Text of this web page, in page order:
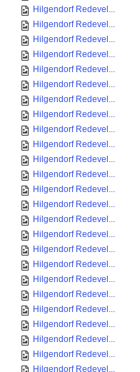
Hilgendorf Redevel...
Hilgendorf Redevel...
Hilgendorf Redevel...
Hilgendorf Redevel...
Hilgendorf Redevel...
Hilgendorf Redevel...
Hilgendorf Redevel...
Hilgendorf Redevel...
Hilgendorf Redevel...
Hilgendorf Redevel...
Hilgendorf Redevel...
Hilgendorf Redevel...
Hilgendorf Redevel...
Hilgendorf Redevel...
Hilgendorf Redevel...
Hilgendorf Redevel...
Hilgendorf Redevel...
Hilgendorf Redevel...
Hilgendorf Redevel...
Hilgendorf Redevel...
Hilgendorf Redevel...
Hilgendorf Redevel...
Hilgendorf Redevel...
Hilgendorf Redevel...
Hilgendorf Redevel...